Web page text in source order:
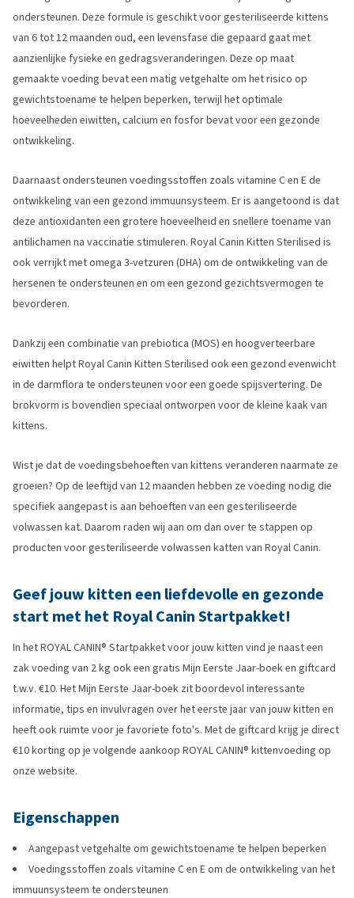
ondersteunen. Deze formule is geschikt voor gesteriliseerde kittens
van 6 tot 12 maanden oud, een levensfase die gepaard gaat met
aanzienlijke fysieke en gedragsveranderingen. Deze op maat
gemaakte voeding bevat een matig vetgehalte om het risico op
gewichtstoename te helpen beperken, terwijl het optimale
hoeveelheden eiwitten, calcium en fosfor bevat voor een gezonde
ontwikkeling.
Daarnaast ondersteunen voedingsstoffen zoals vitamine C en E de
ontwikkeling van een gezond immuunsysteem. Er is aangetoond is dat
deze antioxidanten een grotere hoeveelheid en snellere toename van
antilichamen na vaccinatie stimuleren. Royal Canin Kitten Sterilised is
ook verrijkt met omega 3-vetzuren (DHA) om de ontwikkeling van de
hersenen te ondersteunen en om een gezond gezichtsvermogen te
bevorderen.
Dankzij een combinatie van prebiotica (MOS) en hoogverteerbare
eiwitten helpt Royal Canin Kitten Sterilised ook een gezond evenwicht
in de darmflora te ondersteunen voor een goede spijsvertering. De
brokvorm is bovendien speciaal ontworpen voor de kleine kaak van
kittens.
Wist je dat de voedingsbehoeften van kittens veranderen naarmate ze
groeien? Op de leeftijd van 12 maanden hebben ze voeding nodig die
specifiek aangepast is aan behoeften van een gesteriliseerde
volwassen kat. Daarom raden wij aan om dan over te stappen op
producten voor gesteriliseerde volwassen katten van Royal Canin.
Geef jouw kitten een liefdevolle en gezonde
start met het Royal Canin Startpakket!
In het ROYAL CANIN® Startpakket voor jouw kitten vind je naast een
zak voeding van 2 kg ook een gratis Mijn Eerste Jaar-boek en giftcard
t.w.v. €10. Het Mijn Eerste Jaar-boek zit boordevol interessante
informatie, tips en invulvragen over het eerste jaar van jouw kitten en
heeft ook ruimte voor je favoriete foto's. Met de giftcard krijg je direct
€10 korting op je volgende aankoop ROYAL CANIN® kittenvoeding op
onze website.
Eigenschappen
Aangepast vetgehalte om gewichtstoename te helpen beperken
Voedingsstoffen zoals vitamine C en E om de ontwikkeling van het
immuunsysteem te ondersteunen